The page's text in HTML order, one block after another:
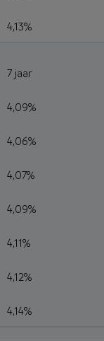
4,13%
7 jaar
4,09%
4,06%
4,07%
4,09%
4,11%
4,12%
4,14%